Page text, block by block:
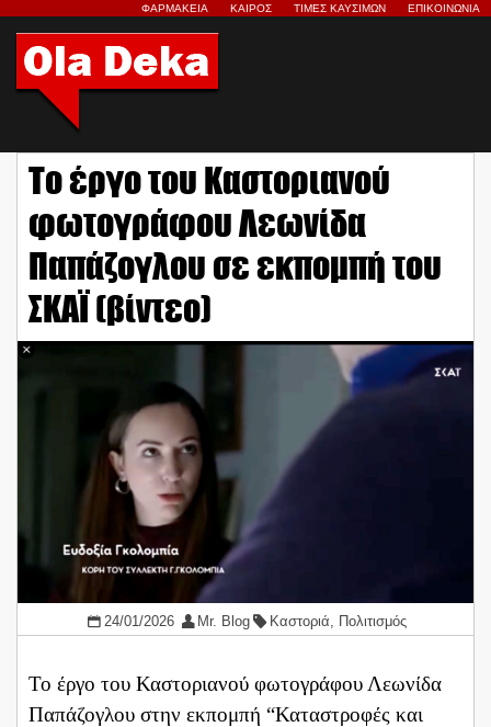
ΦΑΡΜΑΚΕΙΑ ΚΑΙΡΟΣ ΤΙΜΕΣ ΚΑΥΣΙΜΩΝ ΕΠΙΚΟΙΝΩΝΙΑ
Το έργο του Καστοριανού
φωτογράφου Λεωνίδα
Παπάζογλου σε εκπομπή του
ΣΚΑΪ (βίντεο)
24/01/2026 Mr. Blog Καστοριά, Πολιτισμός
Το έργο του Καστοριανού φωτογράφου Λεωνίδα
Παπάζογλου στην εκπομπή “Καταστροφές και